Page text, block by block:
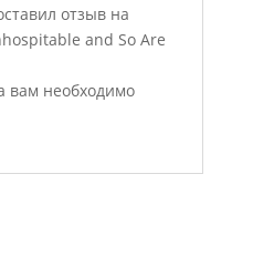
отзыв на
and So Are
вам необходимо